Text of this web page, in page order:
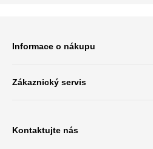
Informace o nákupu
Zákaznický servis
Kontaktujte nás